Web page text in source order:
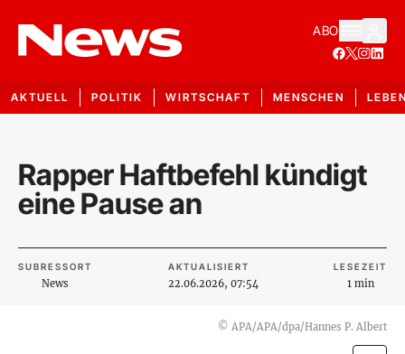
ABO
AKTUELL POLITIK WIRTSCHAFT MENSCHEN
Rapper Haftbefehl kündigt
eine Pause an
SUBRESSORT
News
AKTUALISIERT
22.06.2026, 07:54
LESEZEIT
1 min
© APA/APA/dpa/Hannes P. Albert